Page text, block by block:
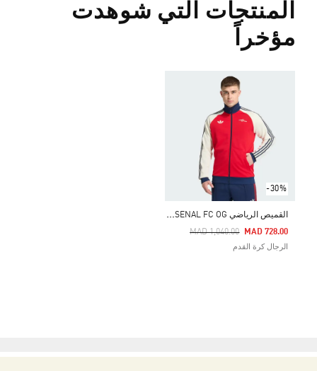
المنتجات التي شوهدت
مؤخراً
-30%
ا
لقميص الرياضي ARSENAL FC OG
Price Reduced From
MAD 1,040.00
To MAD 728.00
الرجال كرة القدم